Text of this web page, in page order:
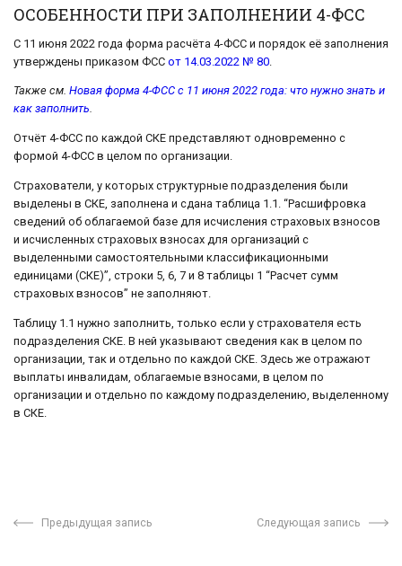
ОСОБЕННОСТИ ПРИ ЗАПОЛНЕНИИ 4-ФСС
С 11 июня 2022 года форма расчёта 4-ФСС и порядок её заполнения
утверждены приказом ФСС от 14.03.2022 № 80
Также см. Новая форма 4-ФСС с 11 июня 2022 года: что нужно знать и
как заполнить.
Отчёт 4-ФСС по каждой СКЕ представляют одновременно с
формой 4-ФСС в целом по организации.
Страхователи, у которых структурные подразделения были
выделены в СКЕ, заполнена и сдана таблица 1.1. “Расшифровка
сведений об облагаемой базе для исчисления страховых взносов
и исчисленных страховых взносах для организаций с
выделенными самостоятельными классификационными
единицами (СКЕ)”, строки 5, 6, 7 и 8 таблицы 1 “Расчет сумм
страховых взносов” не заполняют.
Таблицу 1.1 нужно заполнить, только если у страхователя есть
подразделения СКЕ. В ней указывают сведения как в целом по
организации, так и отдельно по каждой СКЕ. Здесь же отражают
выплаты инвалидам, облагаемые взносами, в целом по
организации и отдельно по каждому подразделению, выделенному
в СКЕ.
Предыдущая запись Следующая запись